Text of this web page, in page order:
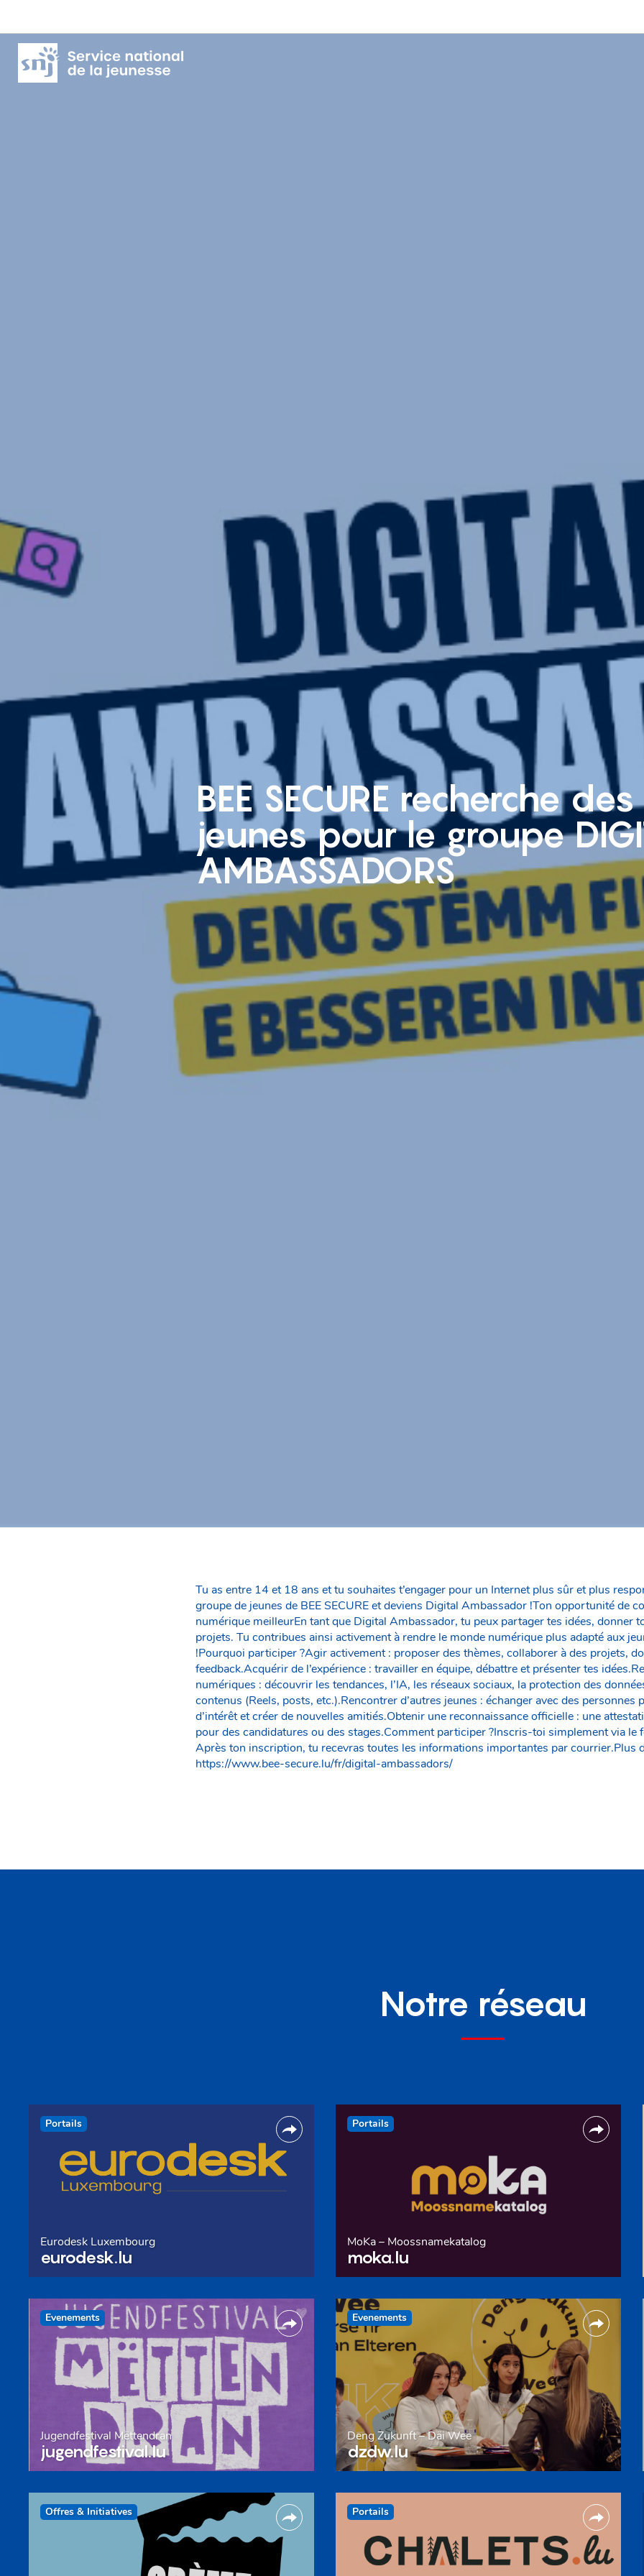
BEE SECURE recherche des
jeunes pour le groupe
AMBASSADORS
Tu as entre 14 et 18 ans et tu souhaites t’engager pour un Internet plus sûr et plus
groupe de jeunes de BEE SECURE et deviens Digital Ambassador !Ton opportunité de
numérique meilleurEn tant que Digital Ambassador, tu peux partager tes idées, donner
projets. Tu contribues ainsi activement à rendre le monde numérique plus adapté aux
!Pourquoi participer ?Agir activement : proposer des thèmes, collaborer à des projets,
feedback.Acquérir de l’expérience : travailler en équipe, débattre et présenter tes
numériques : découvrir les tendances, l’IA, les réseaux sociaux, la protection des
contenus (Reels, posts, etc.).Rencontrer d’autres jeunes : échanger avec des personnes
d’intérêt et créer de nouvelles amitiés.Obtenir une reconnaissance officielle : une
pour des candidatures ou des stages.Comment participer ?Inscris-toi simplement via le
Après ton inscription, tu recevras toutes les informations importantes par courrier.Plus
https://www.bee-secure.lu/fr/digital-ambassadors/
Notre réseau
Portails
Eurodesk Luxembourg
eurodesk.lu
Portails
MoKa – Moossnamekatalog
moka.lu
Evenements
Jugendfestival Mëttendran
jugendfestival.lu
Evenements
Deng Zukunft – Däi Wee
dzdw.lu
Offres & Initiatives Portails